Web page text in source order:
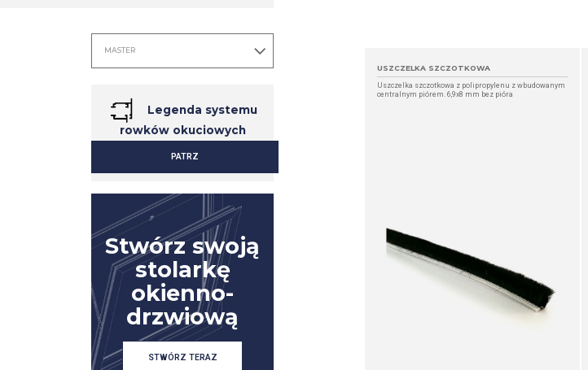
Legenda systemu
rowków okuciowych
PATRZ
Stwórz swoją
stolarkę
okienno-
drzwiową
STWÓRZ TERAZ
USZCZELKA SZCZOTKOWA
Uszczelka szczotkowa z polipropylenu z wbudowanym
centralnym piórem. 6,9x8 mm bez pióra
SZCZEGÓŁ